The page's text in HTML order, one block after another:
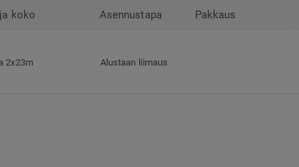
koko Asennustapa Pakkaus
2x23m Alustaan liimaus